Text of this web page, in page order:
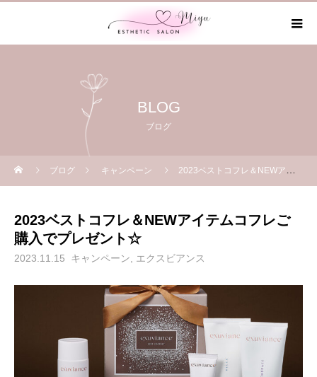
BLOG
ブログ
ブログ キャンペーン 2023ベストコフレ＆NEWアイテムコフレご購入でプレゼント☆
2023ベストコフレ＆NEWアイテムコフレご
購入でプレゼント☆
2023.11.15 キャンペーン エクスビアンス